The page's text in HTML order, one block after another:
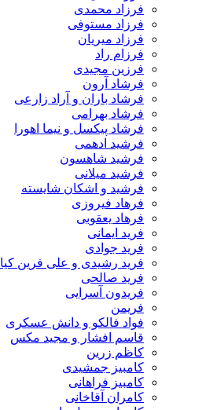
فرزاد محمدی
فرزاد مستوفی
فرزاد میریان
فرزام راد
فرزین مجیدی
فرشاد آرون
فرشاد باران و آراد زارعی
فرشاد بهرامی
فرشاد پیکسل و نیما اهورا
فرشید ادهمی
فرشید شاهسون
فرشید میلانی
فرشید و اشکان شایسته
فرهاد فیروزی
فرهاد یعقوبی
فرید ایمانی
فرید جوادی
فرید رشیدی و علی فرین کیا
فرید صالحی
فریدون آسرایی
فریمن
فواد فالکو و دانش عسکری
قاسم افشار و مجید مکس
کاظم زرین
کامبیز جمشیدی
کامبیز فراهانی
کامران آقاخانی